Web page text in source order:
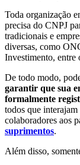
Toda organização
precisa do CNPJ
tradicionais e
diversas, como
Investimento, entre
De todo modo,
garantir que sua
formalmente
todos que interajam
colaboradores aos
suprimentos.
Além disso,